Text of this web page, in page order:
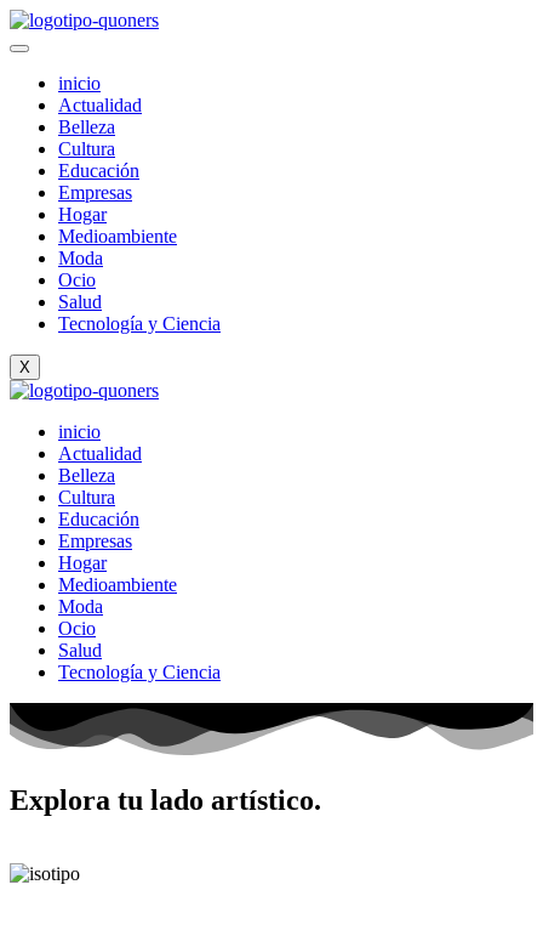
Ir
al
inicio
Actualidad
Belleza
Cultura
Educación
Empresas
Hogar
Medioambiente
Moda
Ocio
Salud
Tecnología y Ciencia
X
inicio
Actualidad
Belleza
Cultura
Educación
Empresas
Hogar
Medioambiente
Moda
Ocio
Salud
Tecnología y Ciencia
Explora tu lado artístico.